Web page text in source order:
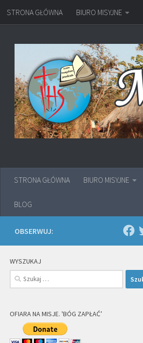
Przejdź do treści
STRONA GŁÓWNA BIURO MISYJNE
STRONA GŁÓWNA BIURO MISYJNE
BLOG
OBSERWUJ:
WYSZUKAJ
Szukaj:
OFIARA NA MISJE. 'BÓG ZAPŁAĆ’